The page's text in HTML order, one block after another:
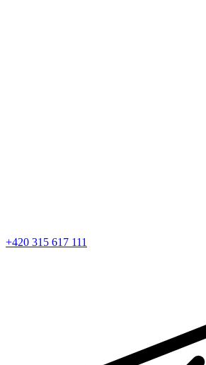
+420 315 617 111